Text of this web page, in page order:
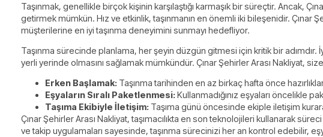
Taşınmak, genellikle birçok kişinin karşılaştığı karmaşık bir süreçtir. Ancak,
getirmek mümkün. Hız ve etkinlik, taşınmanın en önemli iki bileşenidir. Çınar
müşterilerine en iyi taşınma deneyimini sunmayı hedefliyor.
Taşınma sürecinde planlama, her şeyin düzgün gitmesi için kritik bir
yerli yerinde olmasını sağlamak mümkündür. Çınar Şehirler Arası Nakliyat,
Erken Başlamak: Taşınma tarihinden en az birkaç hafta önce
Eşyaların Sıralı Paketlenmesi: Kullanmadığınız eşyaları öncelikle
Taşıma Ekibiyle İletişim: Taşıma günü öncesinde ekiple iletişim
Çınar Şehirler Arası Nakliyat, taşımacılıkta en son teknolojileri kullanarak
ve takip uygulamaları sayesinde, taşınma sürecinizi her an kontrol edebilir,